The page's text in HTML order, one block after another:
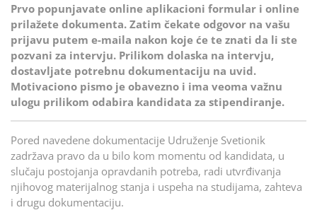
Prvo popunjavate online aplikacioni formular i online
prilažete dokumenta. Zatim čekate odgovor na vašu
prijavu putem e-maila nakon koje će te znati da li ste
pozvani za intervju. Prilikom dolaska na intervju,
dostavljate potrebnu dokumentaciju na uvid.
Motivaciono pismo je obavezno i ima veoma važnu
ulogu prilikom odabira kandidata za stipendiranje.
Pored navedene dokumentacije Udruženje Svetionik
zadržava pravo da u bilo kom momentu od kandidata, u
slučaju postojanja opravdanih potreba, radi utvrđivanja
njihovog materijalnog stanja i uspeha na studijama, zahteva
i drugu dokumentaciju.